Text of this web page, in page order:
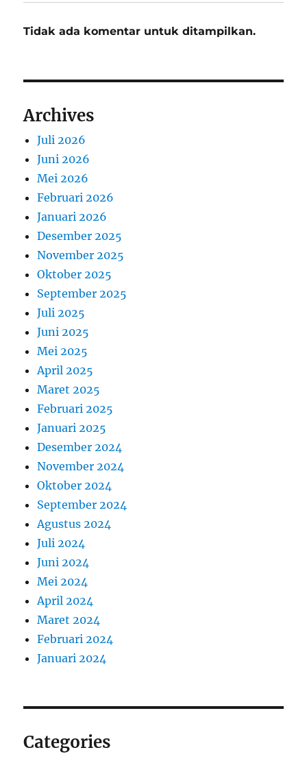
Tidak ada komentar untuk ditampilkan.
Archives
Juli 2026
Juni 2026
Mei 2026
Februari 2026
Januari 2026
Desember 2025
November 2025
Oktober 2025
September 2025
Juli 2025
Juni 2025
Mei 2025
April 2025
Maret 2025
Februari 2025
Januari 2025
Desember 2024
November 2024
Oktober 2024
September 2024
Agustus 2024
Juli 2024
Juni 2024
Mei 2024
April 2024
Maret 2024
Februari 2024
Januari 2024
Categories